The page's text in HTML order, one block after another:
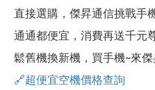
直接選購，傑昇通信挑戰手
通通都便宜，消費再送千元
鬆舊機換新機，買手機~來
🔗超便宜空機價格查詢